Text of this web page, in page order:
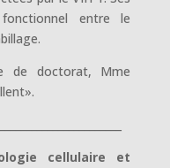
entre le
de doctorat, Mme
cellulaire et